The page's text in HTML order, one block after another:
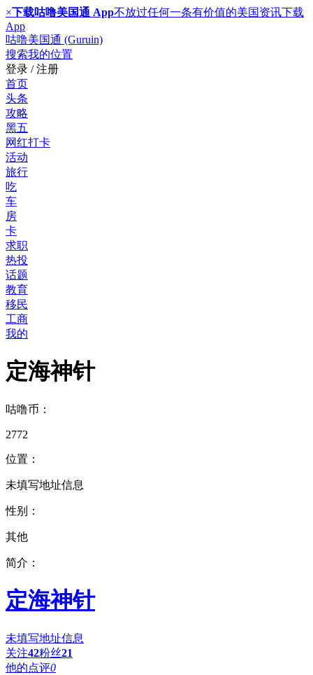
×下载咕噜美国通 App不放过任何一条有价值的美国资讯下载
App
咕噜美国通 (Guruin)
搜索我的位置
登录 / 注册
首页
头条
攻略
黑五
网红打卡
活动
旅行
吃
车
房
卡
求职
热投
话题
教育
移民
工商
我的
定海神针
咕噜币：
2772
位置：
未填写地址信息
性别：
其他
简介：
定海神针
未填写地址信息
关注42粉丝21
他的点评0